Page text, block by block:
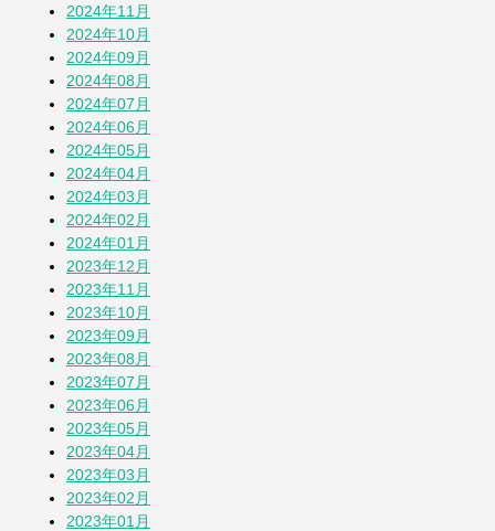
2024年11月
2024年10月
2024年09月
2024年08月
2024年07月
2024年06月
2024年05月
2024年04月
2024年03月
2024年02月
2024年01月
2023年12月
2023年11月
2023年10月
2023年09月
2023年08月
2023年07月
2023年06月
2023年05月
2023年04月
2023年03月
2023年02月
2023年01月